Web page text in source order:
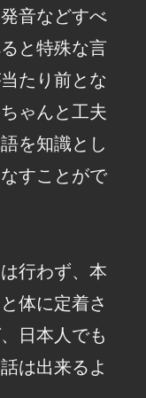
音などすべ
と特殊な言
たり前とな
ゃんと工夫
を知識とし
すことがで
行わず、本
体に定着さ
日本人でも
は出来るよ